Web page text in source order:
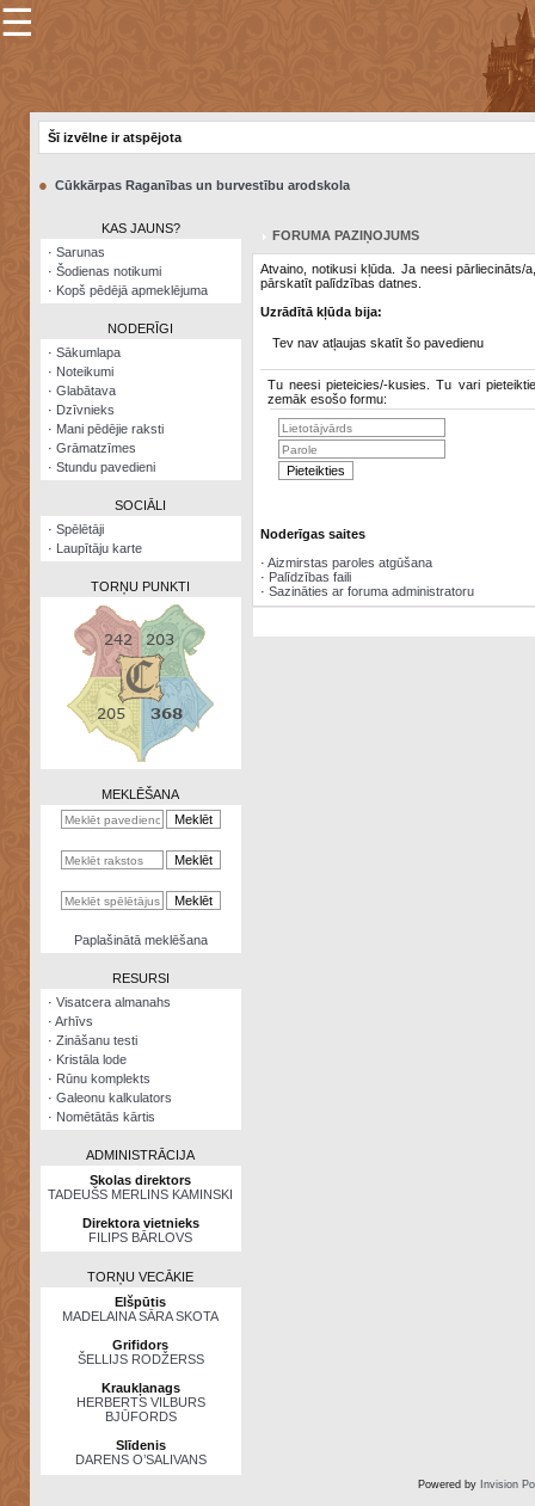
×
Šodienas
notikumi
Visatcera
almanahs
Arhīvs
Zināšanu
kalkulators
Nomētātās
☰
Šī izvēlne ir atspējota
● Cūkkārpas Raganības un burvestību arodskola
KAS JAUNS?
· Sarunas
· Šodienas notikumi
· Kopš pēdējā apmeklējuma
NODERĪGI
· Sākumlapa
· Noteikumi
· Glabātava
· Dzīvnieks
· Mani pēdējie raksti
· Grāmatzīmes
· Stundu pavedieni
SOCIĀLI
· Spēlētāji
· Laupītāju karte
TORŅU PUNKTI
MEKLĒŠANA
Paplašinātā meklēšana
RESURSI
· Visatcera almanahs
· Arhīvs
· Zināšanu testi
· Kristāla lode
· Rūnu komplekts
· Galeonu kalkulators
· Nomētātās kārtis
ADMINISTRĀCIJA
Skolas direktors
TADEUŠS MERLINS KAMINSKI
Direktora vietnieks
FILIPS BĀRLOVS
TORŅU VECĀKIE
Elšpūtis
MADELAINA SĀRA SKOTA
Grifidors
ŠELLIJS RODŽERSS
Kraukļanags
HERBERTS VILBURS
BJŪFORDS
Slīdenis
DARENS O’SALIVANS
FORUMA PAZIŅOJUMS
Atvaino, notikusi kļūda. Ja neesi pārliecināts/
pārskatīt palīdzības datnes.
Uzrādītā kļūda bija:
Tev nav atļaujas skatīt šo pavedienu
Tu neesi pieteicies/-kusies. Tu vari
zemāk esošo formu:
Noderīgas saites
· Aizmirstas paroles atgūšana
· Palīdzības faili
· Sazināties ar foruma administratoru
Powered by Invision